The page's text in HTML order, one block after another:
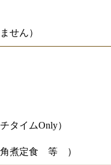
せん）
イムOnly）
定食　等　）